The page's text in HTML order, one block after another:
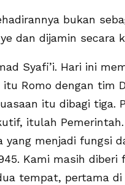
bukan
dan dijamin secara
Syafi’i. Hari ini
Romo dengan tim
itu dibagi tiga.
itulah
yang menjadi fungsi
Kami masih
tempat, pertama di